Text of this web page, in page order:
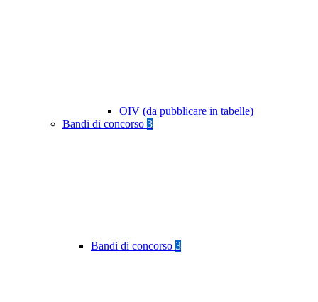
OIV (da pubblicare in tabelle)
Bandi di concorso 3
Bandi di concorso 3